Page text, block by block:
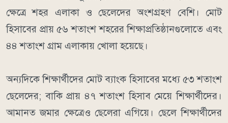
ক্ষেত্রে শহর এলাকা ও ছেলেদের অংশগ্রহণ বেশি। মোট
হিসাবের প্রায় ৫৬ শতাংশ শহরের শিক্ষাপ্রতিষ্ঠানগুলোতে এবং
৪৪ শতাংশ গ্রাম এলাকায় খোলা হয়েছে।
অন্যদিকে শিক্ষার্থীদের মোট ব্যাংক হিসাবের মধ্যে ৫৩ শতাংশ
ছেলেদের; বাকি প্রায় ৪৭ শতাংশ হিসাব মেয়ে শিক্ষার্থীদের।
আমানত জমার ক্ষেত্রেও ছেলেরা এগিয়ে। ছেলে শিক্ষার্থীদের